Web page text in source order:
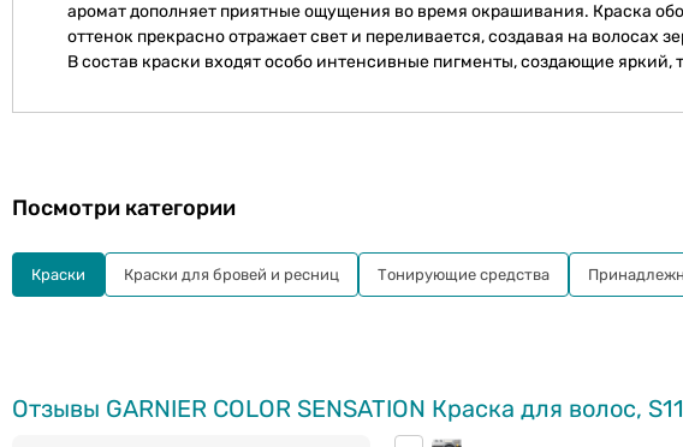
аромат дополняет приятные ощущения во время окрашивания. Краска
оттенок прекрасно отражает свет и переливается, создавая на волосах
В состав краски входят особо интенсивные пигменты, создающие яркий,
Отзывы GARNIER COLOR SENSATION Краска для волос,
Посмотри категории
Краски Краски для бровей и ресниц Тонирующие средства